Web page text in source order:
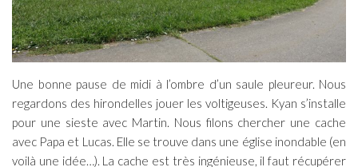
Une bonne pause de midi à l’ombre d’un saule pleureur. Nous
regardons des hirondelles jouer les voltigeuses. Kyan s’installe
pour une sieste avec Martin. Nous filons chercher une cache
avec Papa et Lucas. Elle se trouve dans une église inondable (en
voilà une idée…). La cache est très ingénieuse, il faut récupérer